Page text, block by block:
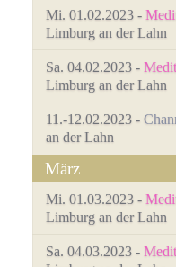
Mi. 01.02.2023 -
Limburg an der Lahn
Sa. 04.02.2023 -
Limburg an der Lahn
11.-12.02.2023 -
an der Lahn
März
Mi. 01.03.2023 -
Limburg an der Lahn
Sa. 04.03.2023 -